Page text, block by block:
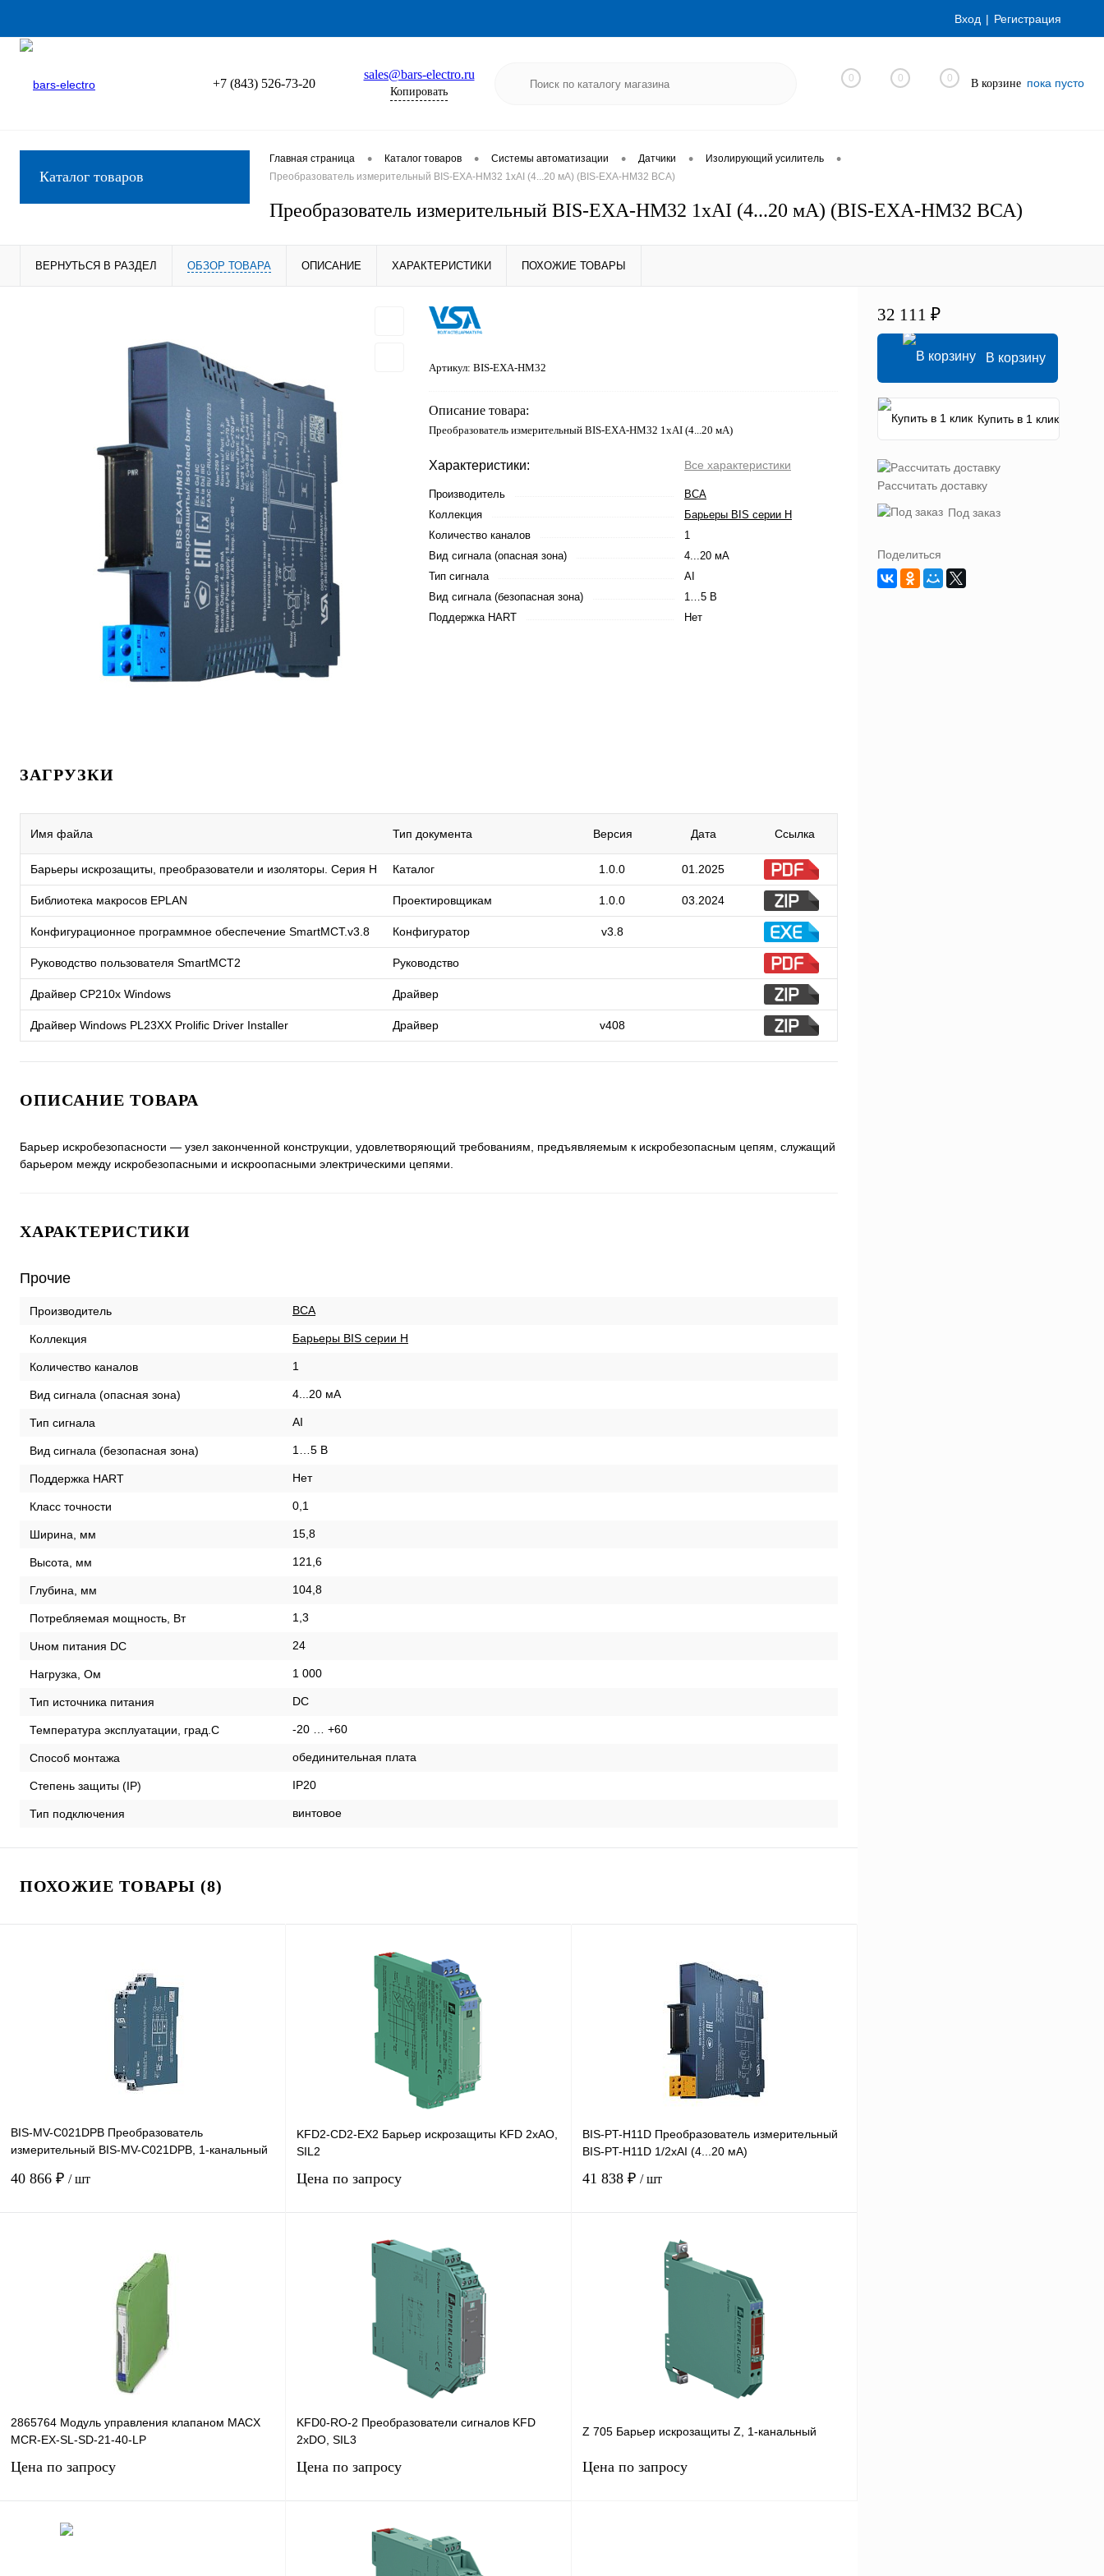
Вход Регистрация
+7 (843) 526-73-20
sales@bars-electro.ru
Копировать
0 0 0 В корзине пока пусто
Каталог товаров
Главная страница • Каталог товаров • Системы автоматизации • Датчики • Изолирующий усилитель •
Преобразователь измерительный BIS-EXA-HM32 1хAI (4...20 мА) (BIS-EXA-HM32 ВСА)
Преобразователь измерительный BIS-EXA-HM32 1хAI (4...20 мА) (BIS-EXA-HM32 ВСА)
ВЕРНУТЬСЯ В РАЗДЕЛ ОБЗОР ТОВАРА ОПИСАНИЕ ХАРАКТЕРИСТИКИ ПОХОЖИЕ ТОВАРЫ
Артикул: BIS-EXA-HM32
Описание товара:
Преобразователь измерительный BIS-EXA-HM32 1хAI (4...20 мА)
Характеристики: Все характеристики
Производитель
ВСА
Коллекция
Барьеры BIS серии H
Количество каналов
1
Вид сигнала (опасная зона)
4...20 мА
Тип сигнала
AI
Вид сигнала (безопасная зона)
1…5 В
Поддержка HART
Нет
ЗАГРУЗКИ
Имя файла Тип документа Версия Дата Ссылка
Барьеры искрозащиты, преобразователи и изоляторы. Серия H Каталог 1.0.0 01.2025
Библиотека макросов EPLAN Проектировщикам 1.0.0 03.2024
Конфигурационное программное обеспечение SmartMCT.v3.8 Конфигуратор v3.8
Руководство пользователя SmartMCT2 Руководство
Драйвер CP210x Windows Драйвер
Драйвер Windows PL23XX Prolific Driver Installer Драйвер v408
ОПИСАНИЕ ТОВАРА
Барьер искробезопасности — узел законченной конструкции, удовлетворяющий требованиям, предъявляемым к искробезопасным цепям, служащий
барьером между искробезопасными и искроопасными электрическими цепями.
ХАРАКТЕРИСТИКИ
Прочие
Производитель ВСА
Коллекция Барьеры BIS серии H
Количество каналов 1
Вид сигнала (опасная зона) 4...20 мА
Тип сигнала AI
Вид сигнала (безопасная зона) 1…5 В
Поддержка HART Нет
Класс точности 0,1
Ширина, мм 15,8
Высота, мм 121,6
Глубина, мм 104,8
Потребляемая мощность, Вт 1,3
Uном питания DC 24
Нагрузка, Ом 1 000
Тип источника питания DC
Температура эксплуатации, град.С -20 … +60
Способ монтажа обединительная плата
Степень защиты (IP) IP20
Тип подключения винтовое
ПОХОЖИЕ ТОВАРЫ (8)
BIS-MV-C021DPB Преобразователь
измерительный BIS-MV-C021DPB, 1-канальный
40 866 ₽ / шт
Под заказ
KFD2-CD2-EX2 Барьер искрозащиты KFD 2хAO,
SIL2
Цена по запросу
Запросить цену
Сравнение
Под заказ
BIS-PT-H11D Преобразователь измерительный
BIS-PT-H11D 1/2хAI (4...20 мА)
41 838 ₽ / шт
Купить в 1 клик Сравнение
Под заказ
2865764 Модуль управления клапаном MACX
MCR-EX-SL-SD-21-40-LP
Цена по запросу
KFD0-RO-2 Преобразователи сигналов KFD
2хDO, SIL3
Цена по запросу
Запросить цену
Z 705 Барьер искрозащиты Z, 1-канальный
Цена по запросу
32 111 ₽
В корзину
Купить в 1 клик
Рассчитать доставку
Под заказ
Поделиться